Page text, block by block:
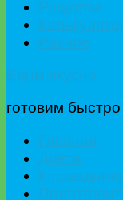
готовим быстро